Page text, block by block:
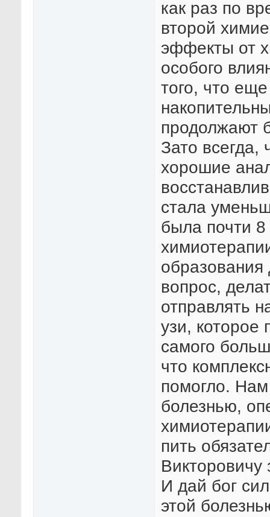
как раз по
второй
эффекты от
особого
того, что
продолжают
Зато всегда,
хорошие
стала
была почти 8
вопрос,
отправлять
узи,
самого
что
помогло.
болезнью,
пить
Викторовичу
И дай бог
этой